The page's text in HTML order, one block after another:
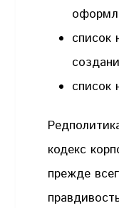
список
список
кодекс
прежде